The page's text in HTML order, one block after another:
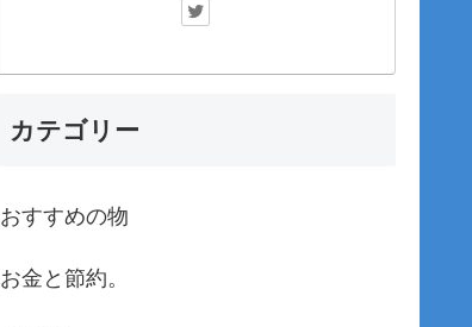
カテゴリー
おすすめの物
お金と節約。